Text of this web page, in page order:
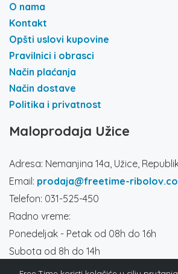
O nama
Kontakt
Opšti uslovi kupovine
Pravilnici i obrasci
Način plaćanja
Način dostave
Politika i privatnost
Maloprodaja Užice
Adresa: Nemanjina 14a, Užice,
Email: prodaja@freetime-
Telefon: 031-525-450
Radno vreme:
Ponedeljak - Petak od 08h do 16h
Subota od 8h do 14h